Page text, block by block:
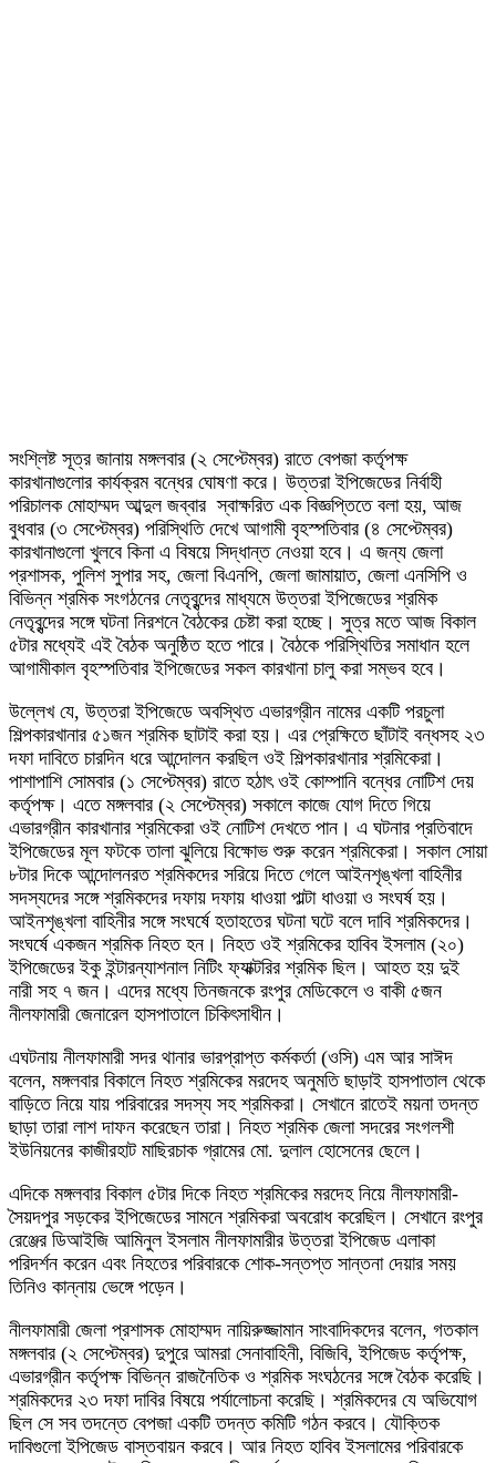
সংশ্লিষ্ট সূত্র জানায় মঙ্গলবার (২ সেপ্টেম্বর) রাতে বেপজা কর্তৃপক্ষ
কারখানাগুলোর কার্যক্রম বন্ধের ঘোষণা করে। উত্তরা ইপিজেডের নির্বাহী
পরিচালক মোহাম্মদ আব্দুল জব্বার স্বাক্ষরিত এক বিজ্ঞপ্তিতে বলা হয়, আজ
বুধবার (৩ সেপ্টেম্বর) পরিস্থিতি দেখে আগামী বৃহস্পতিবার (৪ সেপ্টেম্বর)
কারখানাগুলো খুলবে কিনা এ বিষয়ে সিদ্ধান্ত নেওয়া হবে। এ জন্য জেলা
প্রশাসক, পুলিশ সুপার সহ, জেলা বিএনপি, জেলা জামায়াত, জেলা এনসিপি ও
বিভিন্ন শ্রমিক সংগঠনের নেতৃবৃন্দের মাধ্যমে উত্তরা ইপিজেডের শ্রমিক
নেতৃবৃন্দের সঙ্গে ঘটনা নিরশনে বৈঠকের চেষ্টা করা হচ্ছে। সুত্র মতে আজ বিকাল
৫টার মধ্যেই এই বৈঠক অনুষ্ঠিত হতে পারে। বৈঠকে পরিস্থিতির সমাধান হলে
আগামীকাল বৃহস্পতিবার ইপিজেডের সকল কারখানা চালু করা সম্ভব হবে।
উল্লেখ যে, উত্তরা ইপিজেডে অবস্থিত এভারগ্রীন নামের একটি পরচুলা
শিল্পকারখানার ৫১জন শ্রমিক ছাটাই করা হয়। এর প্রেক্ষিতে ছাঁটাই বন্ধসহ ২৩
দফা দাবিতে চারদিন ধরে আন্দোলন করছিল ওই শিল্পকারখানার শ্রমিকেরা।
পাশাপাশি সোমবার (১ সেপ্টেম্বর) রাতে হঠাৎ ওই কোম্পানি বন্ধের নোটিশ দেয়
কর্তৃপক্ষ। এতে মঙ্গলবার (২ সেপ্টেম্বর) সকালে কাজে যোগ দিতে গিয়ে
এভারগ্রীন কারখানার শ্রমিকেরা ওই নোটিশ দেখতে পান। এ ঘটনার প্রতিবাদে
ইপিজেডের মূল ফটকে তালা ঝুলিয়ে বিক্ষোভ শুরু করেন শ্রমিকেরা। সকাল সোয়া
৮টার দিকে আন্দোলনরত শ্রমিকদের সরিয়ে দিতে গেলে আইনশৃঙ্খলা বাহিনীর
সদস্যদের সঙ্গে শ্রমিকদের দফায় দফায় ধাওয়া পাল্টা ধাওয়া ও সংঘর্ষ হয়।
আইনশৃঙ্খলা বাহিনীর সঙ্গে সংঘর্ষে হতাহতের ঘটনা ঘটে বলে দাবি শ্রমিকদের।
সংঘর্ষে একজন শ্রমিক নিহত হন। নিহত ওই শ্রমিকের হাবিব ইসলাম (২০)
ইপিজেডের ইকু ইন্টারন্যাশনাল নিটিং ফ্যাক্টরির শ্রমিক ছিল। আহত হয় দুই
নারী সহ ৭ জন। এদের মধ্যে তিনজনকে রংপুর মেডিকেলে ও বাকী ৫জন
নীলফামারী জেনারেল হাসপাতালে চিকিৎসাধীন।
এঘটনায় নীলফামারী সদর থানার ভারপ্রাপ্ত কর্মকর্তা (ওসি) এম আর সাঈদ
বলেন, মঙ্গলবার বিকালে নিহত শ্রমিকের মরদেহ অনুমতি ছাড়াই হাসপাতাল থেকে
বাড়িতে নিয়ে যায় পরিবারের সদস্য সহ শ্রমিকরা। সেখানে রাতেই ময়না তদন্ত
ছাড়া তারা লাশ দাফন করেছেন তারা। নিহত শ্রমিক জেলা সদরের সংগলশী
ইউনিয়নের কাজীরহাট মাছিরচাক গ্রামের মো. দুলাল হোসেনের ছেলে।
এদিকে মঙ্গলবার বিকাল ৫টার দিকে নিহত শ্রমিকের মরদেহ নিয়ে নীলফামারী-
সৈয়দপুর সড়কের ইপিজেডের সামনে শ্রমিকরা অবরোধ করেছিল। সেখানে রংপুর
রেঞ্জের ডিআইজি আমিনুল ইসলাম নীলফামারীর উত্তরা ইপিজেড এলাকা
পরিদর্শন করেন এবং নিহতের পরিবারকে শোক-সন্তপ্ত সান্তনা দেয়ার সময়
তিনিও কান্নায় ভেঙ্গে পড়েন।
নীলফামারী জেলা প্রশাসক মোহাম্মদ নায়িরুজ্জামান সাংবাদিকদের বলেন, গতকাল
মঙ্গলবার (২ সেপ্টেম্বর) দুপুরে আমরা সেনাবাহিনী, বিজিবি, ইপিজেড কর্তৃপক্ষ,
এভারগ্রীন কর্তৃপক্ষ বিভিন্ন রাজনৈতিক ও শ্রমিক সংঘঠনের সঙ্গে বৈঠক করেছি।
শ্রমিকদের ২৩ দফা দাবির বিষয়ে পর্যালোচনা করেছি। শ্রমিকদের যে অভিযোগ
ছিল সে সব তদন্তে বেপজা একটি তদন্ত কমিটি গঠন করবে। যৌক্তিক
দাবিগুলো ইপিজেড বাস্তবায়ন করবে। আর নিহত হাবিব ইসলামের পরিবারকে